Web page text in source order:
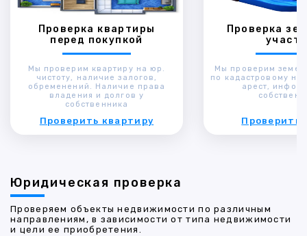
Проверка квартиры
перед покупкой
Мы проверим квартиру на юр.
чистоту, наличие залогов,
обременений. Наличие права
владения и долгов у
собственника
Проверить квартиру
Проверка
Мы проверим
по кадастровому
арест,
Проверить
Юридическая проверка
Проверяем объекты недвижимости по различным
направлениям, в зависимости от типа недвижимости
и цели ее приобретения.